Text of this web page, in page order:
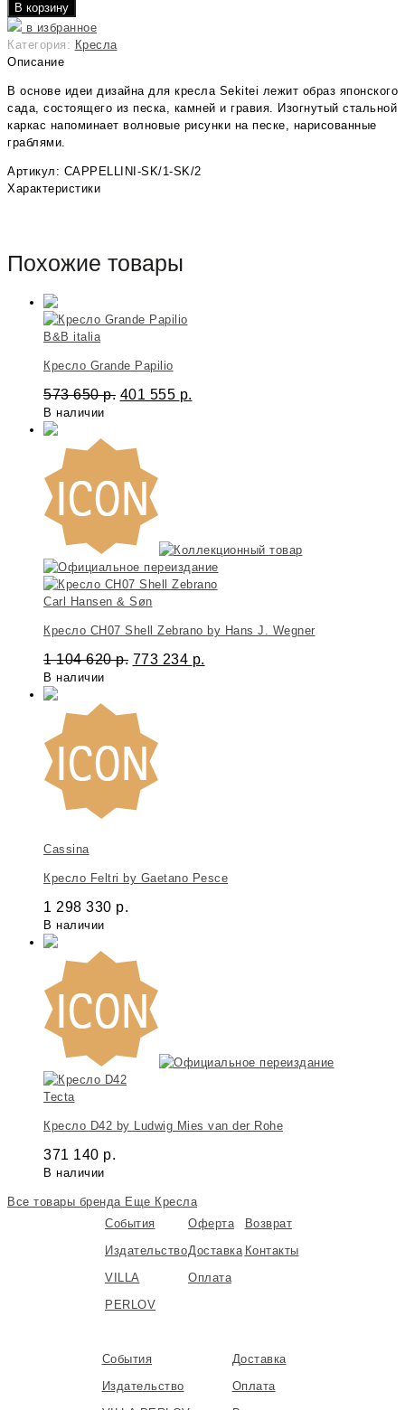
В корзину
в избранное
Категория: Кресла
Описание
В основе идеи дизайна для кресла Sekitei лежит образ японского
сада, состоящего из песка, камней и гравия. Изогнутый стальной
каркас напоминает волновые рисунки на песке, нарисованные
граблями.
Артикул: CAPPELLINI-SK/1-SK/2
Характеристики
Похожие товары
B&B italia
Кресло Grande Papilio
573 650р. 401 555 р.
В наличии
Carl Hansen & Søn
Кресло CH07 Shell Zebrano by Hans J. Wegner
1 104 620р. 773 234 р.
В наличии
Cassina
Кресло Feltri by Gaetano Pesce
1 298 330 р.
В наличии
Tecta
Кресло D42 by Ludwig Mies van der Rohe
371 140 р.
В наличии
Все товары бренда Еще Кресла
События
Издательство
VILLA
PERLOV
Оферта
Доставка
Оплата
Возврат
Контакты
События
Издательство
Доставка
Оплата